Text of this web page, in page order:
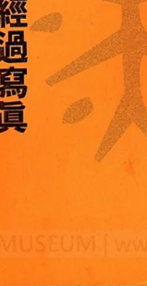
裝甲兵第二師戰車第三營